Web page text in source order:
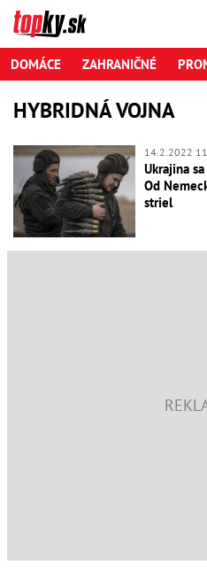
DOMÁCE ZAHRANIČNÉ
HYBRIDNÁ VOJNA
14.2.2022
Ukrajina
Od
striel